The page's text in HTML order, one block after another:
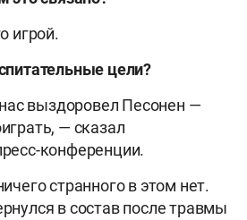
игрой.
цели?
выздоровел Песонен —
— сказал
конференции.
странного в этом нет.
в состав после травмы